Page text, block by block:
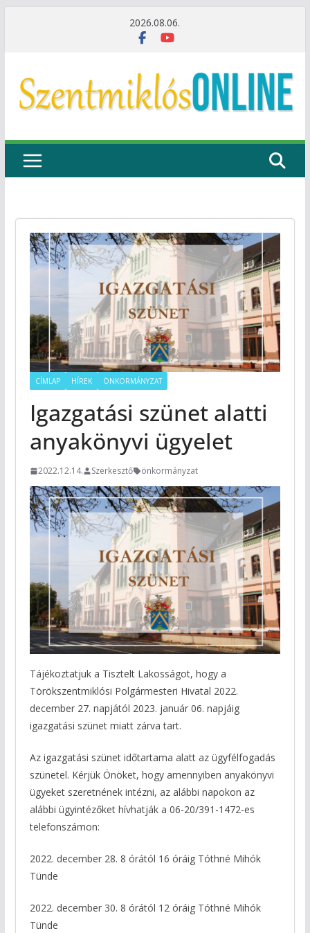
2026.08.06.
CÍMLAP HÍREK ÖNKORMÁNYZAT
Igazgatási szünet alatti
anyakönyvi ügyelet
2022.12.14. Szerkesztő önkormányzat
Tájékoztatjuk a Tisztelt Lakosságot, hogy a
Törökszentmiklósi Polgármesteri Hivatal 2022.
december 27. napjától 2023. január 06. napjáig
igazgatási szünet miatt zárva tart.
Az igazgatási szünet időtartama alatt az ügyfélfogadás
szünetel. Kérjük Önöket, hogy amennyiben anyakönyvi
ügyeket szeretnének intézni, az alábbi napokon az
alábbi ügyintézőket hívhatják a 06-20/391-1472-es
telefonszámon:
2022. december 28. 8 órától 16 óráig Tóthné Mihók
Tünde
2022. december 30. 8 órától 12 óráig Tóthné Mihók
Tünde